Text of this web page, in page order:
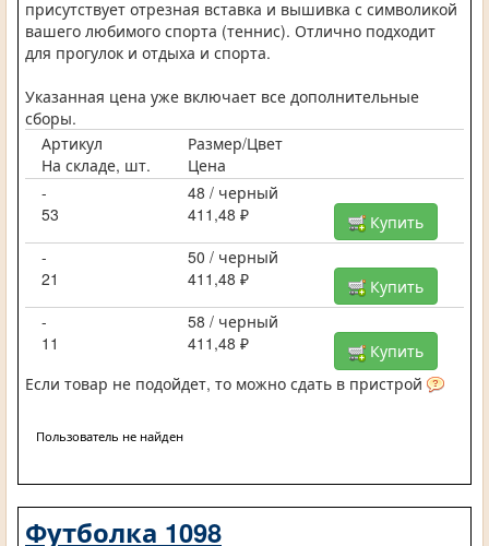
присутствует отрезная вставка и вышивка с символикой
вашего любимого спорта (теннис). Отлично подходит
для прогулок и отдыха и спорта.
Указанная цена уже включает все дополнительные
сборы.
Артикул
Размер/Цвет
На складе, шт.
Цена
-
48 / черный
53
411,48 ₽
Купить
-
50 / черный
21
411,48 ₽
Купить
-
58 / черный
11
411,48 ₽
Купить
Если товар не подойдет, то можно сдать в пристрой
Пользователь не найден
Футболка 1098